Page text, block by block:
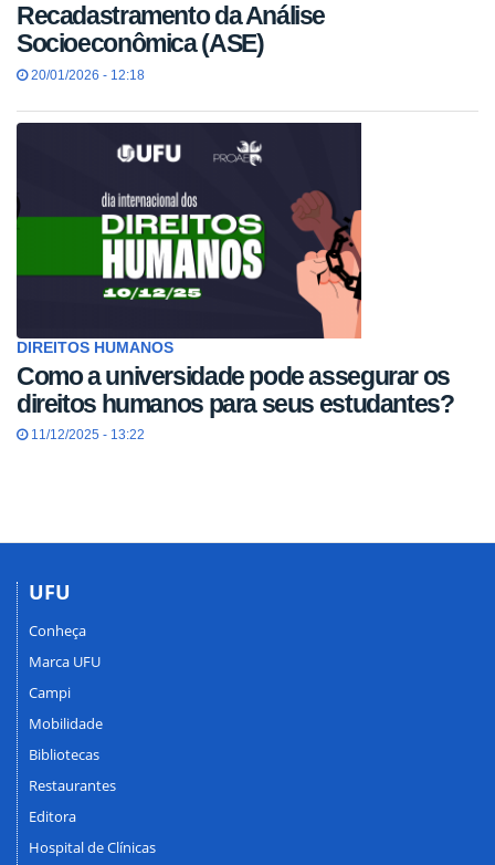
Recadastramento da Análise
Socioeconômica (ASE)
20/01/2026 - 12:18
DIREITOS HUMANOS
Como a universidade pode assegurar os
direitos humanos para seus estudantes?
11/12/2025 - 13:22
UFU
Conheça
Marca UFU
Campi
Mobilidade
Bibliotecas
Restaurantes
Editora
Hospital de Clínicas